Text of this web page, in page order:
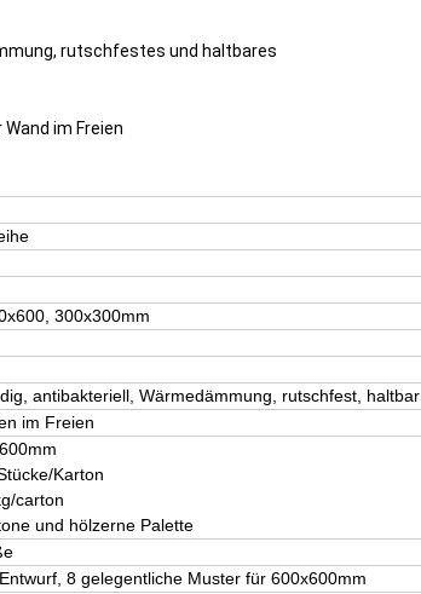
rutschfestes und haltbares
im Freien
300x300mm
antibakteriell, Wärmedämmung, rutschfest, haltbar
im Freien
Karton
carton
und hölzerne Palette
8 gelegentliche Muster für 600x600mm